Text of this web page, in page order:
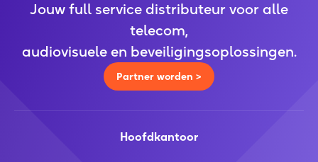
Jouw full service distributeur voor alle
telecom,
audiovisuele en beveiligingsoplossingen.
Partner worden >
Hoofdkantoor